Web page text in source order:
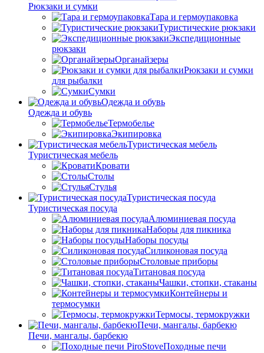
Рюкзаки и сумки
Тара и гермоупаковка
Туристические рюкзаки
Экспедиционные
рюкзаки
Органайзеры
Рюкзаки и сумки
для рыбалки
Сумки
Одежда и обувь
Одежда и обувь
Термобелье
Экипировка
Туристическая мебель
Туристическая мебель
Кровати
Столы
Стулья
Туристическая посуда
Туристическая посуда
Алюминиевая посуда
Наборы для пикника
Наборы посуды
Силиконовая посуда
Столовые приборы
Титановая посуда
Чашки, стопки, стаканы
Контейнеры и
термосумки
Термосы, термокружки
Печи, мангалы, барбекю
Печи, мангалы, барбекю
Походные печи